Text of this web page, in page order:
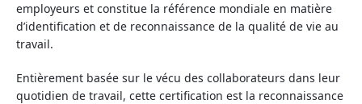
employeurs et constitue la référence mondiale en matière
d’identification et de reconnaissance de la qualité de vie au
travail.
Entièrement basée sur le vécu des collaborateurs dans leur
quotidien de travail, cette certification est la reconnaissance